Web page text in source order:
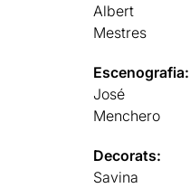
Albert
Mestres
Escenografia:
José
Menchero
Decorats:
Savina